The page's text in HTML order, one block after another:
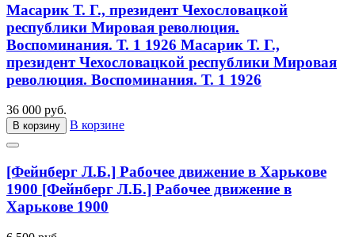
Масарик Т. Г., президент Чехословацкой
республики Мировая революция.
Воспоминания. Т. 1 1926 Масарик Т. Г.,
президент Чехословацкой республики Мировая
революция. Воспоминания. Т. 1 1926
36 000 руб.
В корзину В корзине
[Фейнберг Л.Б.] Рабочее движение в Харькове
1900 [Фейнберг Л.Б.] Рабочее движение в
Харькове 1900